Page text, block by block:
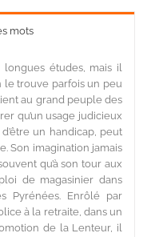
mots
longues études, mais il
le trouve parfois un peu
au grand peuple des
qu’un usage judicieux
un handicap, peut
Son imagination jamais
qu’à son tour aux
de magasinier dans
Pyrénées. Enrôlé par
à la retraite, dans un
de la Lenteur, il